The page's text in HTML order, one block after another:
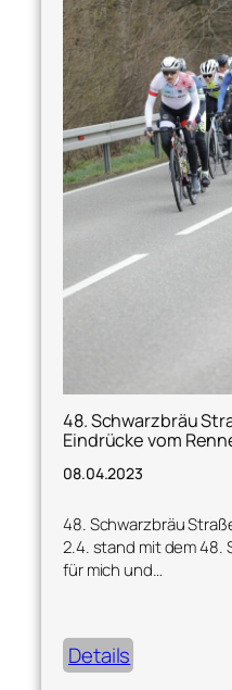
48. Schwarzbräu
Eindrücke vom
08.04.2023
48. Schwarzbräu
2.4. stand mit dem 48.
für mich und…
Details